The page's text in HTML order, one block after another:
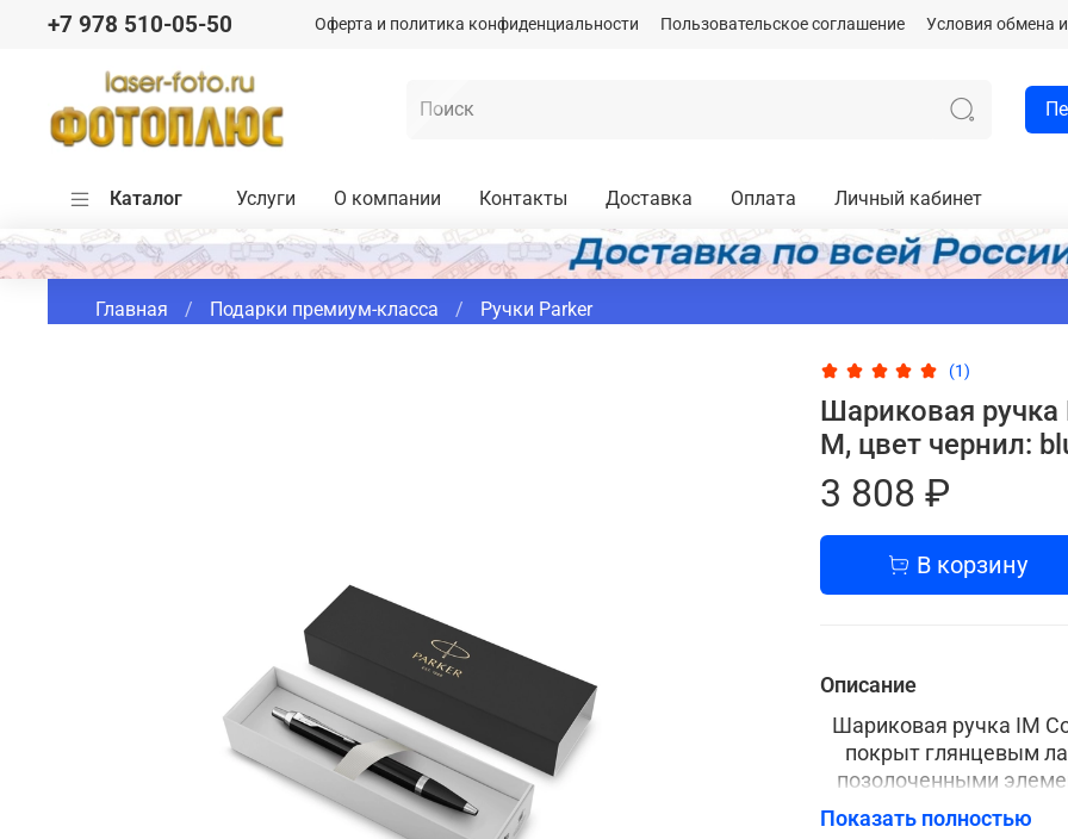
Оферта и политика конфиденциальности Пользовательское соглашение Условия обмена
+7 978 510-05-50
Каталог Услуги О компании Контакты Доставка Оплата Личный кабинет
Главная Подарки премиум-класса Ручки Parker
(1)
Шариковая ручка
M, цвет чернил:
3 808 ₽
В корзину
Описание
Шариковая ручка IM
покрыт глянцевым
позолоченными
черного пластика.
Показать полностью